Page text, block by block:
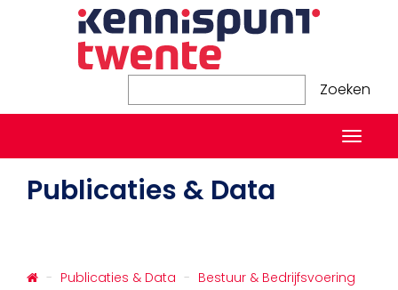
Zoeken Zoeken
Publicaties & Data
Publicaties & Data
Bestuur & Bedrijfsvoering